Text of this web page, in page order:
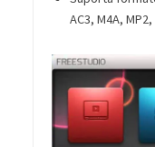
AC3, M4A,